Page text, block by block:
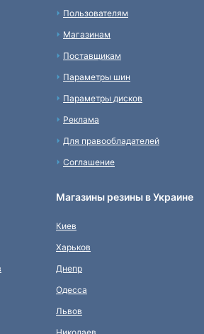
Пользователям
Магазинам
Поставщикам
Параметры шин
Параметры дисков
Реклама
Для правообладателей
Соглашение
Магазины резины в Украине
Киев
Харьков
Днепр
Одесса
Львов